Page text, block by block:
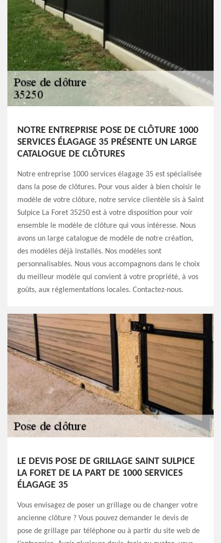
NOTRE ENTREPRISE POSE DE CLÔTURE 1000
SERVICES ÉLAGAGE 35 PRÉSENTE UN LARGE
CATALOGUE DE CLÔTURES
Notre entreprise 1000 services élagage 35 est spécialisée
dans la pose de clôtures. Pour vous aider à bien choisir le
modèle de votre clôture, notre service clientèle sis à Saint
Sulpice La Foret 35250 est à votre disposition pour voir
ensemble le modèle de clôture qui vous intéresse. Nous
avons un large catalogue de modèle de notre création,
des modèles déjà installés. Nos modèles sont
personnalisables. Nous vous accompagnons dans le choix
du meilleur modèle qui convient à votre propriété, à vos
goûts, aux réglementations locales. Contactez-nous.
LE DEVIS POSE DE GRILLAGE SAINT SULPICE
LA FORET DE LA PART DE 1000 SERVICES
ÉLAGAGE 35
Vous envisagez de poser un grillage ou de changer votre
ancienne clôture ? Vous pouvez demander le devis de
pose de grillage par téléphone ou à partir du site web de